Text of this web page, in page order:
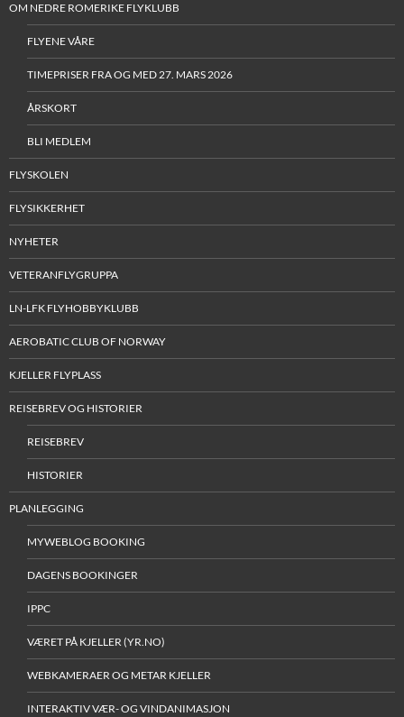
OM NEDRE ROMERIKE FLYKLUBB
FLYENE VÅRE
TIMEPRISER FRA OG MED 27. MARS 2026
ÅRSKORT
BLI MEDLEM
FLYSKOLEN
FLYSIKKERHET
NYHETER
VETERANFLYGRUPPA
LN-LFK FLYHOBBYKLUBB
AEROBATIC CLUB OF NORWAY
KJELLER FLYPLASS
REISEBREV OG HISTORIER
REISEBREV
HISTORIER
PLANLEGGING
MYWEBLOG BOOKING
DAGENS BOOKINGER
IPPC
VÆRET PÅ KJELLER (YR.NO)
WEBKAMERAER OG METAR KJELLER
INTERAKTIV VÆR- OG VINDANIMASJON